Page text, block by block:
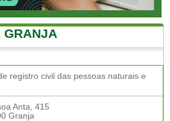
GRANJA
registro civil das pessoas naturais e
Anta, 415
Granja